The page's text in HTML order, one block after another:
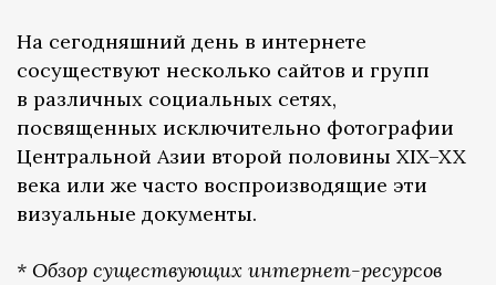
На сегодняшний день в интернете
сосуществуют несколько сайтов и групп
в различных социальных сетях,
посвященных исключительно фотографии
Центральной Азии второй половины XIX–XX
века или же часто воспроизводящие эти
визуальные документы.
* Обзор существующих интернет-ресурсов